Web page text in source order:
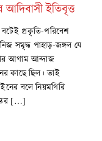
ইতিবৃত্ত
প্রকৃতি-পরিবেশ
সমৃদ্ধ পাহাড়-জঙ্গল যে
আগাম আন্দাজ
কাছে ছিল। তাই
বলে নিয়মগিরি
[…]